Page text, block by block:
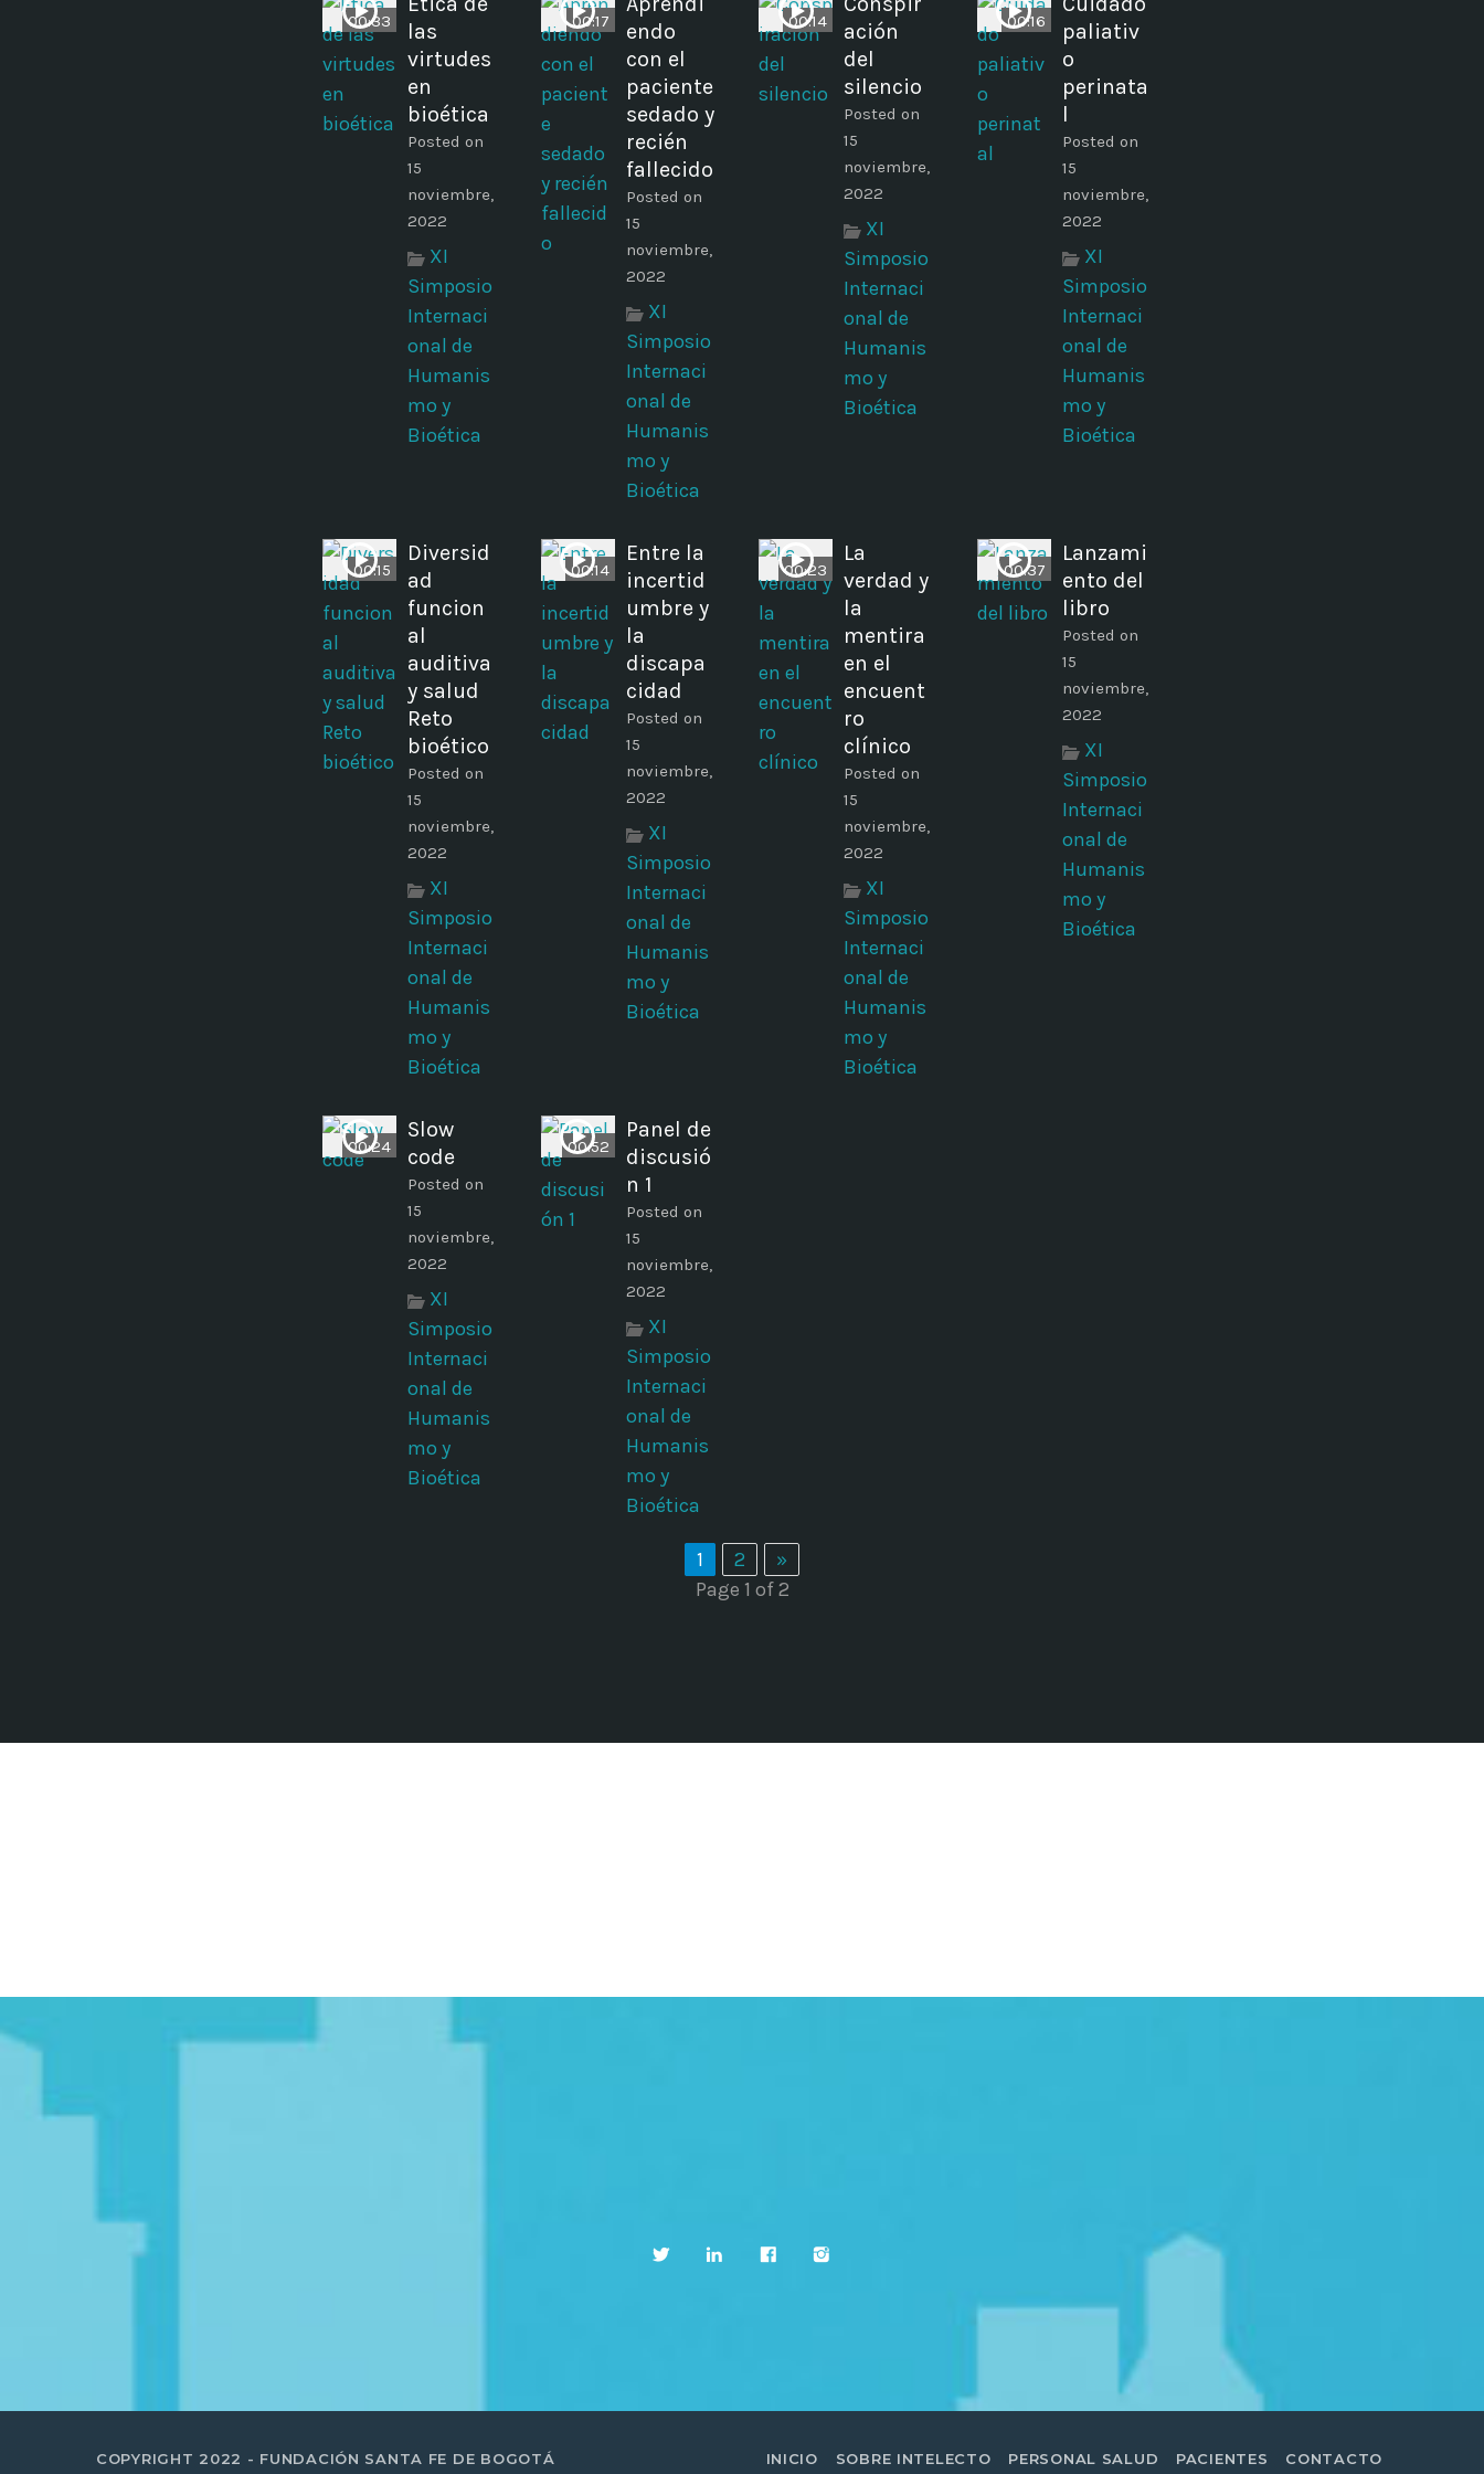
00:33
las
virtudes
en
bioética
Posted on
15
noviembre,
2022
XI
Simposio
Internaci
onal de
Humanis
mo y
Bioética
00:17
endo
con el
paciente
sedado y
recién
fallecido
Posted on
15
noviembre,
2022
XI
Simposio
Internaci
onal de
Humanis
mo y
Bioética
00:14
ación
del
silencio
Posted on
15
noviembre,
2022
XI
Simposio
Internaci
onal de
Humanis
mo y
Bioética
00:16
paliativ
o
perinata
l
Posted on
15
noviembre,
2022
XI
Simposio
Internaci
onal de
Humanis
mo y
Bioética
00:15
Diversid
ad
funcion
al
auditiva
y salud
Reto
bioético
Posted on
15
noviembre,
2022
XI
Simposio
Internaci
onal de
Humanis
mo y
Bioética
00:14
Entre la
incertid
umbre y
la
discapa
cidad
Posted on
15
noviembre,
2022
XI
Simposio
Internaci
onal de
Humanis
mo y
Bioética
00:23
La
verdad y
la
mentira
en el
encuent
ro
clínico
Posted on
15
noviembre,
2022
XI
Simposio
Internaci
onal de
Humanis
mo y
Bioética
00:37
Lanzami
ento del
libro
Posted on
15
noviembre,
2022
XI
Simposio
Internaci
onal de
Humanis
mo y
Bioética
00:24
Slow
code
Posted on
15
noviembre,
2022
XI
Simposio
Internaci
onal de
Humanis
mo y
Bioética
00:52
Panel de
discusió
n 1
Posted on
15
noviembre,
2022
XI
Simposio
Internaci
onal de
Humanis
mo y
Bioética
1 2
»
Page 1 of 2
COPYRIGHT 2022 - FUNDACIÓN SANTA FE DE BOGOTÁ INICIO SOBRE INTELECTO PERSONAL SALUD PACIENTES CONTACTO